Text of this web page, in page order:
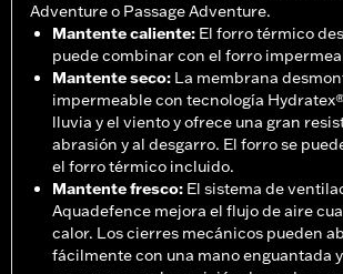
Adventure o Passage Adventure.
Mantente caliente: El forro térmico
puede combinar con el forro
Mantente seco: La membrana
impermeable con tecnología
lluvia y el viento y ofrece una gran
abrasión y al desgarro. El forro se
el forro térmico incluido.
Mantente fresco: El sistema de
Aquadefence mejora el flujo de aire
calor. Los cierres mecánicos pueden
fácilmente con una mano enguantada